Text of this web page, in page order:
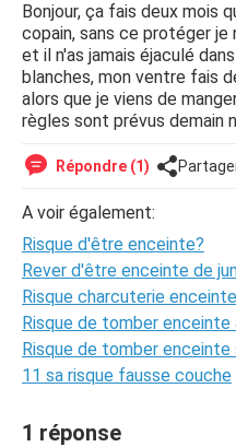
Bonjour, ça fais deux mois
copain, sans ce protéger je
et il n'as jamais éjaculé
blanches, mon ventre fais
alors que je viens de
règles sont prévus demain
Répondre (1)
A voir également:
Risque d'être enceinte?
Rever d'être enceinte de
Risque charcuterie enceinte
Risque de tomber
Risque de tomber enceinte
11 sa risque fausse couche
1 réponse